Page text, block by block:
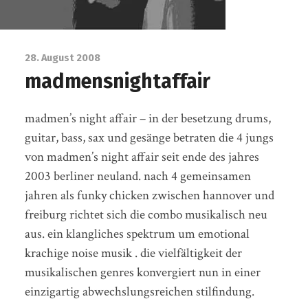
28. August 2008
madmensnightaffair
madmen’s night affair – in der besetzung drums,
guitar, bass, sax und gesänge betraten die 4 jungs
von madmen’s night affair seit ende des jahres
2003 berliner neuland. nach 4 gemeinsamen
jahren als funky chicken zwischen hannover und
freiburg richtet sich die combo musikalisch neu
aus. ein klangliches spektrum um emotional
krachige noise musik . die vielfältigkeit der
musikalischen genres konvergiert nun in einer
einzigartig abwechslungsreichen stilfindung.